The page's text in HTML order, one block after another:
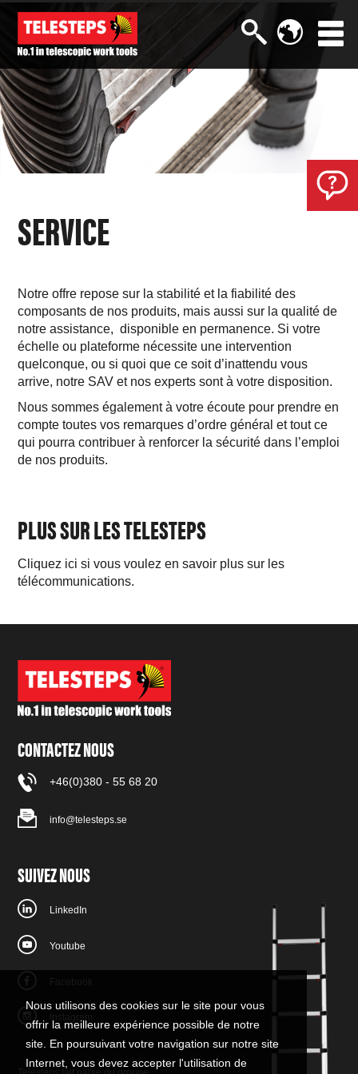
Nous utilisons des cookies sur le site pour vous
offrir la meilleure expérience possible de notre
site. En poursuivant votre navigation sur notre site
Internet, vous devez accepter l'utilisation de
SERVICE
Notre offre repose sur la stabilité et la fiabilité des
composants de nos produits, mais aussi sur la qualité de
notre assistance, disponible en permanence. Si votre
échelle ou plateforme nécessite une intervention
quelconque, ou si quoi que ce soit d’inattendu vous
arrive, notre SAV et nos experts sont à votre disposition.
Nous sommes également à votre écoute pour prendre en
compte toutes vos remarques d’ordre général et tout ce
qui pourra contribuer à renforcer la sécurité dans l’emploi
de nos produits.
PLUS SUR LES TELESTEPS
Cliquez ici si vous voulez en savoir plus sur les
télécommunications.
CONTACTEZ NOUS
+46(0)380 - 55 68 20
info@telesteps.se
SUIVEZ NOUS
LinkedIn
Youtube